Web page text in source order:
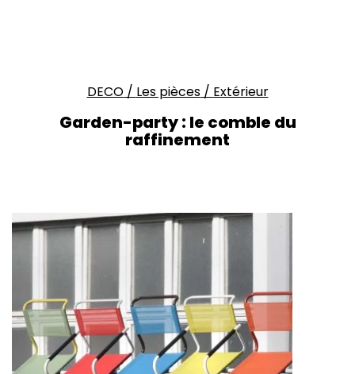
DECO/ Les pièces/ Extérieur
Garden-party : le comble du
raffinement